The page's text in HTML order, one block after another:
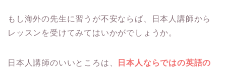
もし海外の先生に習うが不安ならば、日本人講師から
レッスンを受けてみてはいかがでしょうか。
日本人講師のいいところは、 日本人ならではの英語の